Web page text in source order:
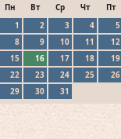
Пн Вт Ср Чт Пт
1
2 3 4 5
8
9 10 11 12
15
16 17 18 19
22
23 24 25 26
29
30 31